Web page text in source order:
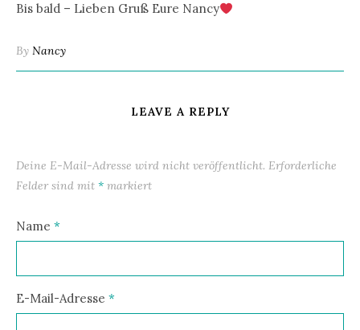
Bis bald – Lieben Gruß Eure Nancy
By Nancy
LEAVE A REPLY
Deine E-Mail-Adresse wird nicht veröffentlicht. Erforderliche
Felder sind mit * markiert
Name *
E-Mail-Adresse *